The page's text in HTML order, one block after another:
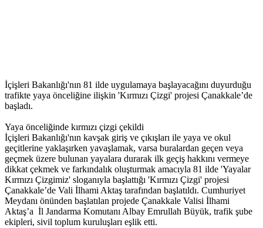
İçişleri Bakanlığı'nın 81 ilde uygulamaya başlayacağını duyurduğu
trafikte yaya önceliğine ilişkin 'Kırmızı Çizgi' projesi Çanakkale’de
başladı.
Yaya önceliğinde kırmızı çizgi çekildi
İçişleri Bakanlığı'nın kavşak giriş ve çıkışları ile yaya ve okul
geçitlerine yaklaşırken yavaşlamak, varsa buralardan geçen veya
geçmek üzere bulunan yayalara durarak ilk geçiş hakkını vermeye
dikkat çekmek ve farkındalık oluşturmak amacıyla 81 ilde 'Yayalar
Kırmızı Çizgimiz' sloganıyla başlattığı 'Kırmızı Çizgi' projesi
Çanakkale’de Vali İlhami Aktaş tarafından başlatıldı. Cumhuriyet
Meydanı önünden başlatılan projede Çanakkale Valisi İlhami
Aktaş’a İl Jandarma Komutanı Albay Emrullah Büyük, trafik şube
ekipleri, sivil toplum kuruluşları eşlik etti.